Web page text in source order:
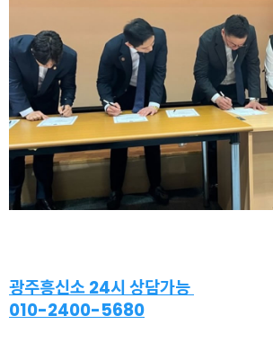
광주흥신소 24시 상담가능
010-2400-5680